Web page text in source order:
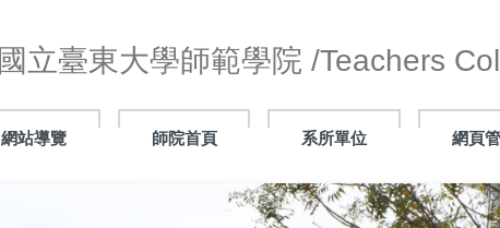
國立臺東大學師範學院 /Teachers
網站導覽 師院首頁 系所單位 網頁